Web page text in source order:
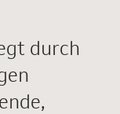
durch